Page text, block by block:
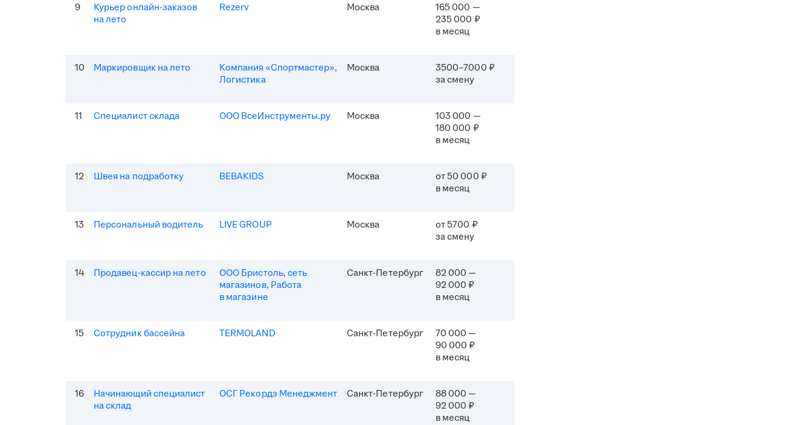
9
Курьер онлайн-заказов
на лето
Rezerv Москва
165 000 —
235 000 ₽
в месяц
10 Маркировщик на лето
Компания «Спортмастер»,
Логистика
Москва
3500–7000 ₽
за смену
11 Специалист склада ООО ВсеИнструменты.ру Москва
103 000 —
180 000 ₽
в месяц
12 Швея на подработку BEBAKIDS Москва
от 50 000 ₽
в месяц
13 Персональный водитель LIVE GROUP Москва
от 5700 ₽
за смену
14 Продавец-кассир на лето
ООО Бристоль, сеть
магазинов, Работа
в магазине
Санкт-Петербург
82 000 —
92 000 ₽
в месяц
15 Сотрудник бассейна TERMOLAND Санкт-Петербург
70 000 —
90 000 ₽
в месяц
16
Начинающий специалист
на склад
ОСГ Рекордз Менеджмент Санкт-Петербург
88 000 —
92 000 ₽
в месяц